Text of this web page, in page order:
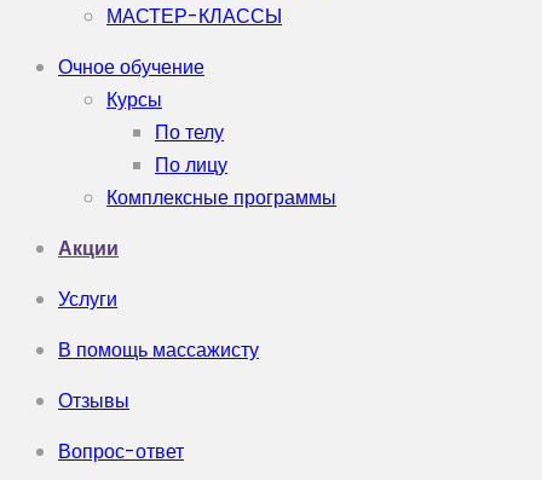
МАСТЕР-КЛАССЫ
Очное обучение
Курсы
По телу
По лицу
Комплексные программы
Акции
Услуги
В помощь массажисту
Отзывы
Вопрос-ответ